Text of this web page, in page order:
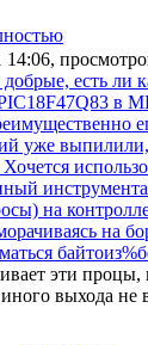
14:06,
есть ли
в
уже
на
на
эти процы,
выхода не